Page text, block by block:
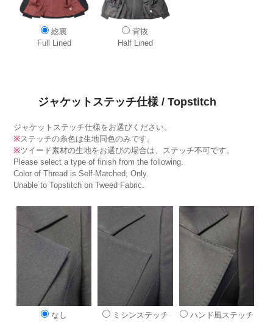
総裏
Full Lined
背抜
Half Lined
ジャケットステッチ仕様 / Topstitch
ジャケットステッチ仕様をお選びください。
※ステッチの糸色は生地同色のみです。
※ツイード素材の生地をお選びの場合は、ステッチ不可です。
Please select a type of finish from the following.
Color of Thread is Self-Matched, Only.
Unable to Topstitch on Tweed Fabric.
なし ミシンステッチ ハンド風ステッチ